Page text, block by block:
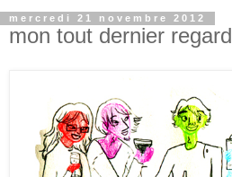
mercredi 21 novembre 2012
mon tout dernier regard